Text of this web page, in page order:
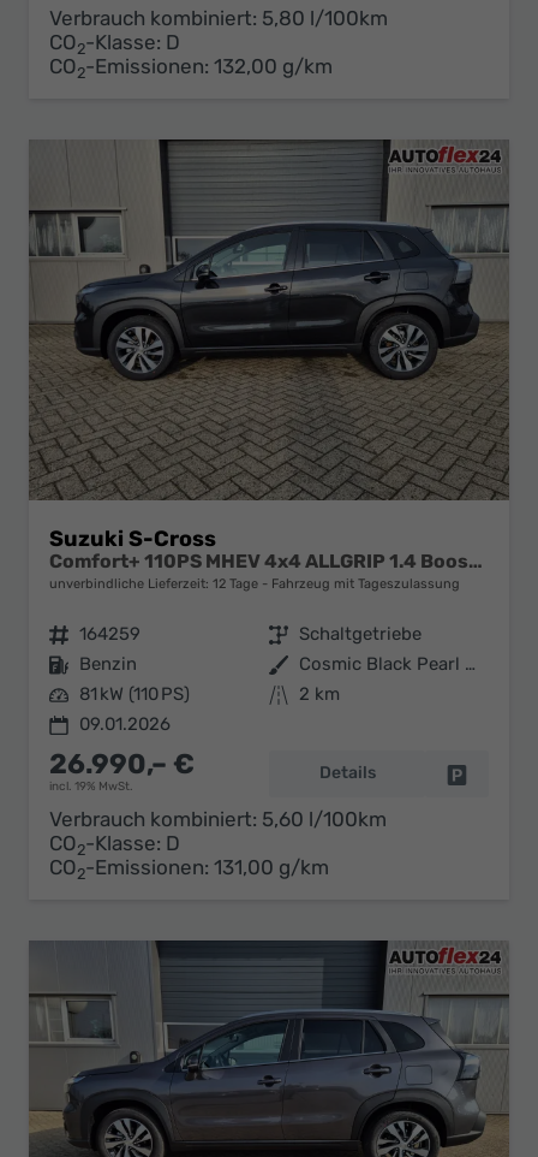
Verbrauch kombiniert: 5,80 l/100km
CO2-Klasse: D
CO2-Emissionen: 132,00 g/km
Suzuki S-Cross
Comfort+ 110PS MHEV 4x4 ALLGRIP 1.4 Boosterjet Teilleder Navi Klimaautomatik Sitzheizung ACC PDC v+h 4x Kamera Suzuki-Radio Apple CarPlay Android Auto Touchscreen 2xKeyless 17-LM
unverbindliche Lieferzeit: 12 Tage Fahrzeug mit Tageszulassung
Fahrzeugnr. 164259 Getriebe Schaltgetriebe
Kraftstoff Benzin Außenfarbe
Cosmic Black Pearl Metallic
Leistung 81 kW (110 PS) Kilometerstand
2 km
09.01.2026
26.990,– €
incl. 19% MwSt.
Details
Verbrauch kombiniert: 5,60 l/100km
CO2-Klasse: D
CO2-Emissionen: 131,00 g/km